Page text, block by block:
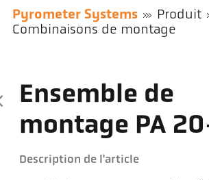
Pyrometer Systems
Produit
Combinaisons de montage
Ensemble de
montage PA
Description de l'article